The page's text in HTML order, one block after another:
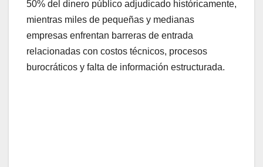
50% del dinero público adjudicado históricamente,
mientras miles de pequeñas y medianas
empresas enfrentan barreras de entrada
relacionadas con costos técnicos, procesos
burocráticos y falta de información estructurada.